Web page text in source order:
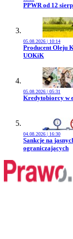
Przejdź do
PPWR od 12
05.08.2026 | 10:14
Przejdź do
Producent Oleju
UOKiK
05.08.2026 | 05:31
Przejdź do
Kredytobiorcy w
04.08.2026 | 16:30
Przejdź do
Sankcje na
ograniczających